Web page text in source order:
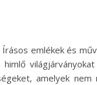
emlékek és
amelyek